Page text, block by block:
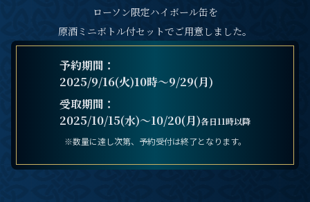
ローソン限定ハイボール缶を
原酒ミニボトル付セットでご用意しました。
予約期間：
2025/9/16(火)10時～9/29(月)
受取期間：
2025/10/15(水)～10/20(月)各日11時以降
※数量に達し次第、予約受付は終了となります。